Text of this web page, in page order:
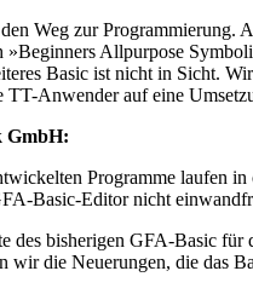
Weg zur
»Beginners Allpurpose
Basic ist nicht in Sicht.
Anwender auf eine
GmbH:
Programme laufen
Basic-Editor nicht
bisherigen GFA-Basic für
wir die Neuerungen, die das